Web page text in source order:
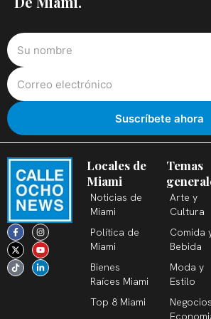
F
a
c
e
b
o
o
I
n
s
t
a
g
r
X
-
t
w
i
t
t
Y
o
u
t
u
b
e
T
i
k
t
o
k
L
i
n
k
e
d
i
Locales de
Miami
Noticias de
Miami
Política de
Miami
Bienes
Raíces Miami
Top 8 Miami
Temas
Arte y
Cultura
Comida
Bebida
Moda y
Estilo